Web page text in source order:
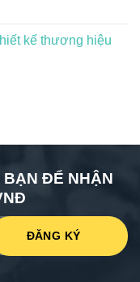
kế thương hiệu
BẠN ĐỂ NHẬN